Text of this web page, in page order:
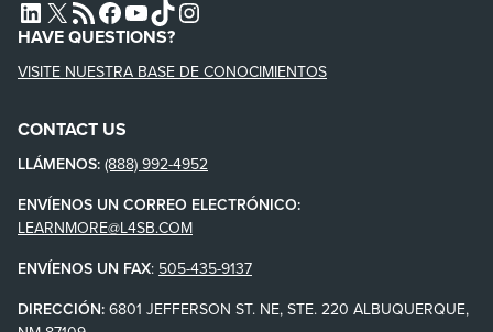
L4SB LINKEDIN
X L4SB RSS FEEDL4SB FACEBOOK
L4SB YOUTUBE
TIKTOKINSTAGRAM
HAVE QUESTIONS?
VISITE NUESTRA BASE DE CONOCIMIENTOS
CONTACT US
LLÁMENOS: (888) 992-4952
ENVÍENOS UN CORREO ELECTRÓNICO:
LEARNMORE@L4SB.COM
ENVÍENOS UN FAX: 505-435-9137
DIRECCIÓN: 6801 JEFFERSON ST. NE, STE. 220 ALBUQUERQUE,